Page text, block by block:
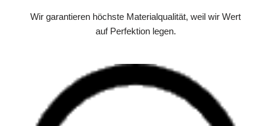
Wir garantieren höchste Materialqualität, weil wir Wert
auf Perfektion legen.